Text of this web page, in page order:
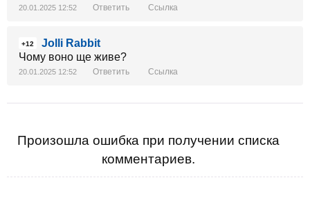
20.01.2025 12:52 Ответить Ссылка
+12
Jolli Rabbit
Чому воно ще живе?
20.01.2025 12:52 Ответить Ссылка
Произошла ошибка при получении списка
комментариев.